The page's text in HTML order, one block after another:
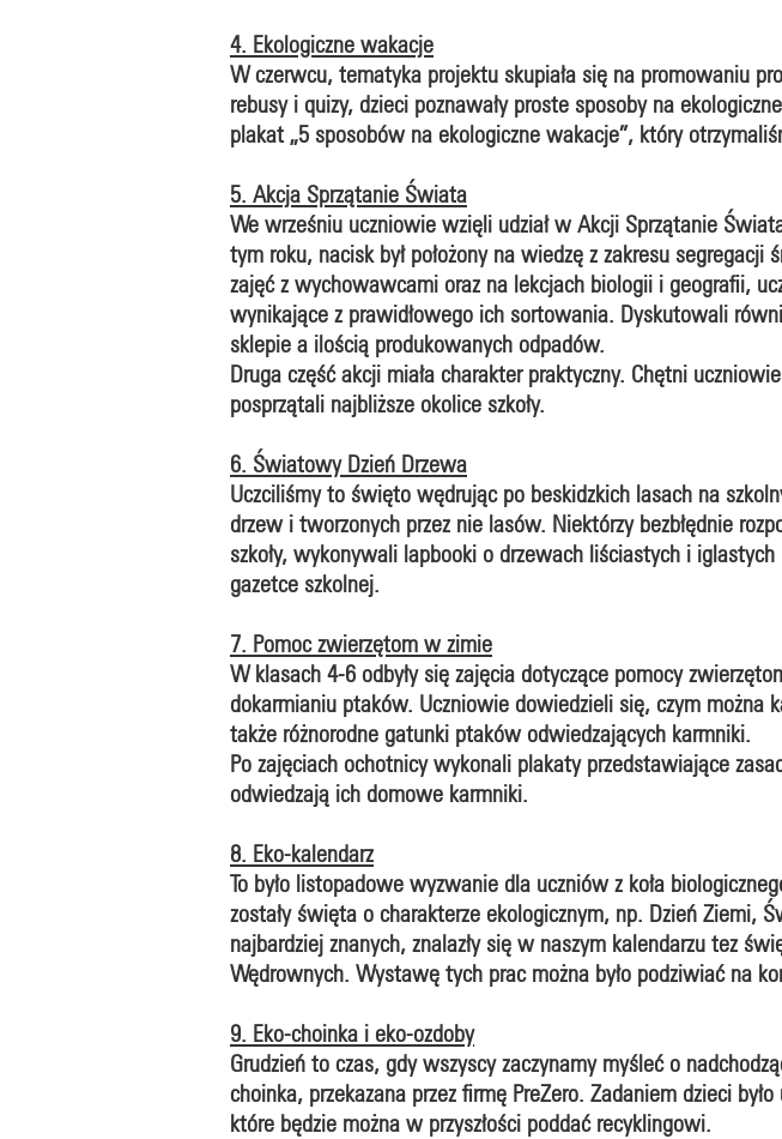
4. Ekologiczne wakacje
W czerwcu, tematyka projektu skupiała się na promowaniu
rebusy i quizy, dzieci poznawały proste sposoby na
plakat „5 sposobów na ekologiczne wakacje”, który
5. Akcja Sprzątanie Świata
We wrześniu uczniowie wzięli udział w Akcji Sprzątanie
tym roku, nacisk był położony na wiedzę z zakresu
zajęć z wychowawcami oraz na lekcjach biologii i geografii,
wynikające z prawidłowego ich sortowania. Dyskutowali
sklepie a ilością produkowanych odpadów.
Druga część akcji miała charakter praktyczny. Chętni
posprzątali najbliższe okolice szkoły.
6. Światowy Dzień Drzewa
Uczciliśmy to święto wędrując po beskidzkich lasach na
drzew i tworzonych przez nie lasów. Niektórzy bezbłędnie
szkoły, wykonywali lapbooki o drzewach liściastych i
gazetce szkolnej.
7. Pomoc zwierzętom w zimie
W klasach 4-6 odbyły się zajęcia dotyczące pomocy
dokarmianiu ptaków. Uczniowie dowiedzieli się, czym
także różnorodne gatunki ptaków odwiedzających karmniki.
Po zajęciach ochotnicy wykonali plakaty przedstawiające
odwiedzają ich domowe karmniki.
8. Eko-kalendarz
To było listopadowe wyzwanie dla uczniów z koła
zostały święta o charakterze ekologicznym, np. Dzień Ziemi,
najbardziej znanych, znalazły się w naszym kalendarzu tez
Wędrownych. Wystawę tych prac można było podziwiać na
9. Eko-choinka i eko-ozdoby
Grudzień to czas, gdy wszyscy zaczynamy myśleć o
choinka, przekazana przez firmę PreZero. Zadaniem dzieci
które będzie można w przyszłości poddać recyklingowi.